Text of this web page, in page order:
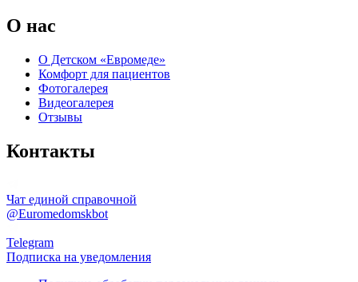
О нас
О Детском «Евромеде»
Комфорт для пациентов
Фотогалерея
Видеогалерея
Отзывы
Контакты
Чат единой справочной
@Euromedomskbot
Telegram
Подписка на уведомления